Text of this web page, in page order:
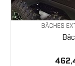
BÂCHES